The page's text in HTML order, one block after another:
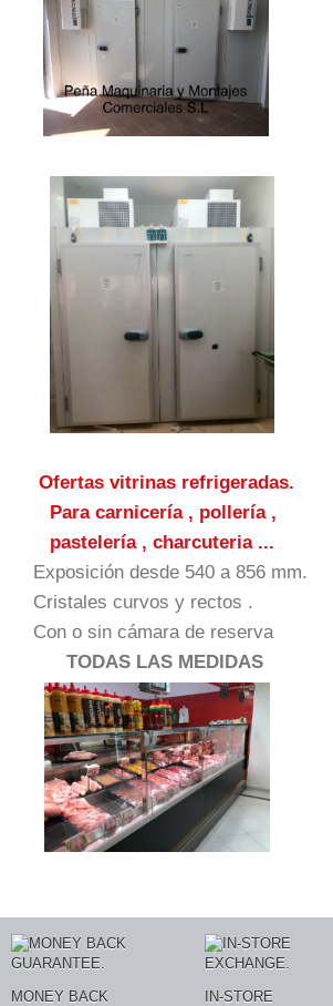
Ofertas vitrinas refrigeradas.
Para carnicería , pollería ,
pastelería , charcuteria ...
Exposición desde 540 a 856 mm.
Cristales curvos y rectos .
Con o sin cámara de reserva
TODAS LAS MEDIDAS
MONEY BACK
IN-STORE